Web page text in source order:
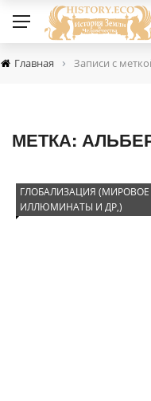
Главная › Записи с
МЕТКА:
ГЛОБАЛИЗАЦИЯ
ИЛЛЮМИНАТЫ И ДР,)